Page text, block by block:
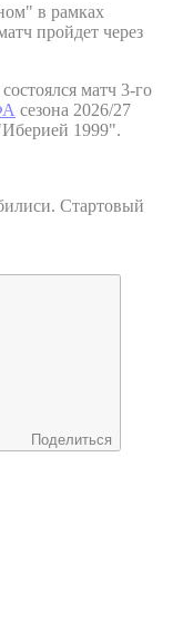
в рамках
пройдет через
матч 3-го
сезона 2026/27
1999".
Стартовый
Поделиться